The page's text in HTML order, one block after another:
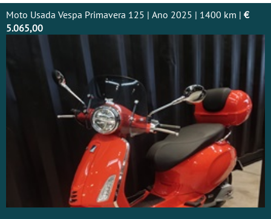
Moto Usada Vespa Primavera 125 | Ano 2025 | 1400 km | €
5.065,00